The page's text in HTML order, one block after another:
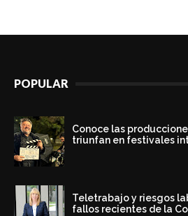
POPULAR
Conoce las
triunfan en festivales
Teletrabajo y riesgos
fallos recientes de la